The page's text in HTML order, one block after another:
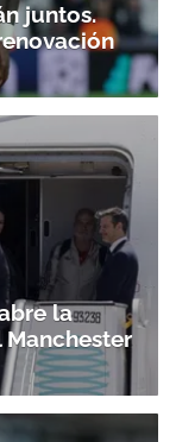
juntos.
la
Manchester